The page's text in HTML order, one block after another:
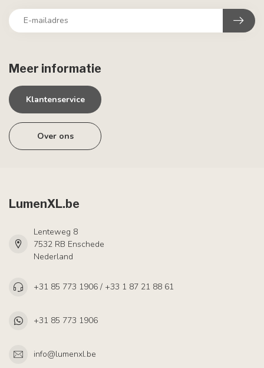
Meer informatie
Klantenservice
Over ons
LumenXL.be
Lenteweg 8
7532 RB Enschede
Nederland
+31 85 773 1906 / +33 1 87 21 88 61
+31 85 773 1906
info@lumenxl.be